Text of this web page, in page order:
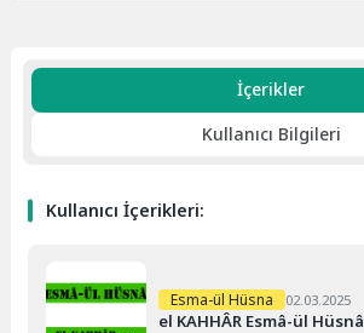
İçerikler
Kullanıcı Bilgileri
Kullanıcı İçerikleri:
Esma-ül Hüsna 02.03.2025
el KAHHÂR Esmâ-ül Hüsnâ